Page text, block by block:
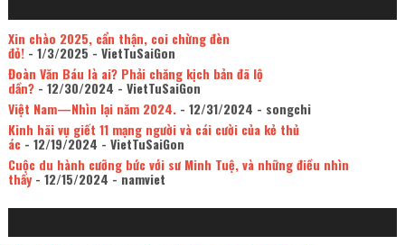
Xin chào 2025, cẩn thận, coi chừng đèn
đỏ!- 1/3/2025 - VietTuSaiGon
Đoàn Văn Báu là ai? Phải chăng kịch bản đã lộ
dần?- 12/30/2024 - VietTuSaiGon
Việt Nam—Nhìn lại năm 2024.- 12/31/2024 - songchi
Kinh hãi vụ giết 11 mạng người và cái cười của kẻ thủ
ác- 12/19/2024 - VietTuSaiGon
Cuộc du hành cưỡng bức với sư Minh Tuệ, và những điều nhìn
thấy- 12/15/2024 - namviet